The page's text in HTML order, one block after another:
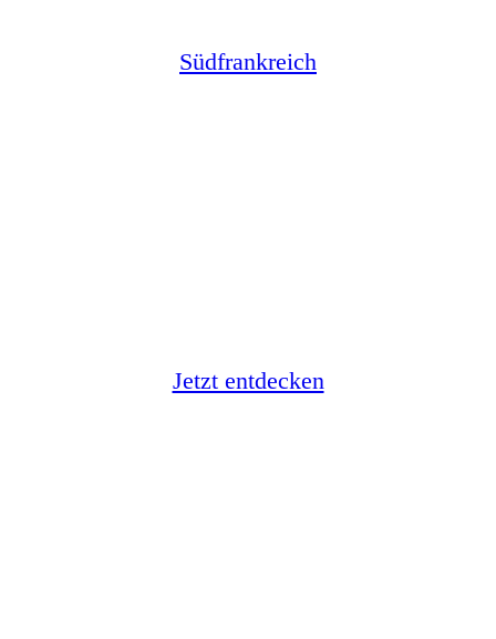
Südfrankreich
Jetzt entdecken